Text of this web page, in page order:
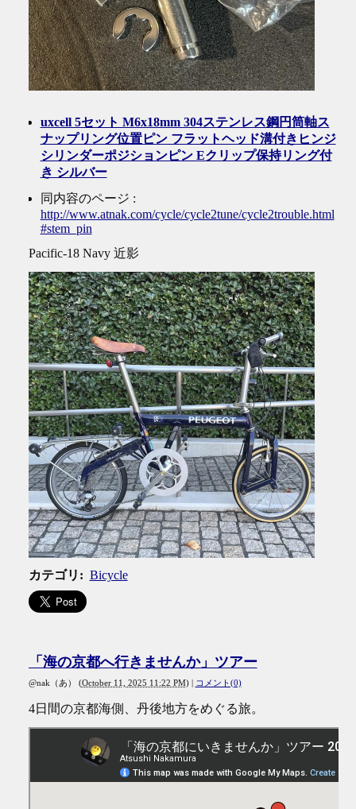
uxcell 5セット M6x18mm 304ステンレス鋼円筒軸ス
ナップリング位置ピン フラットヘッド溝付きヒンジ
シリンダーポジションピン Eクリップ保持リング付
き シルバー
同内容のページ :
http://www.atnak.com/cycle/cycle2tune/cycle2trouble.html
#stem_pin
Pacific-18 Navy 近影
カテゴリ : Bicycle
「海の京都へ行きませんか」ツアー
@nak（あ） (October 11, 2025 11:22 PM) | コメント(0)
4日間の京都海側、丹後地方をめぐる旅。